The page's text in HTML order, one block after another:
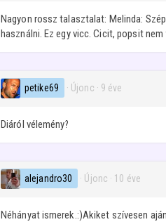
Nagyon rossz talasztalat: Melinda:
használni. Ez egy vicc. Cicit, popsit
petike69 · Újonc · 9 éve
Diáról vélemény?
alejandro30 · Újonc · 10 éve
Néhányat ismerek.:)Akiket szívesen